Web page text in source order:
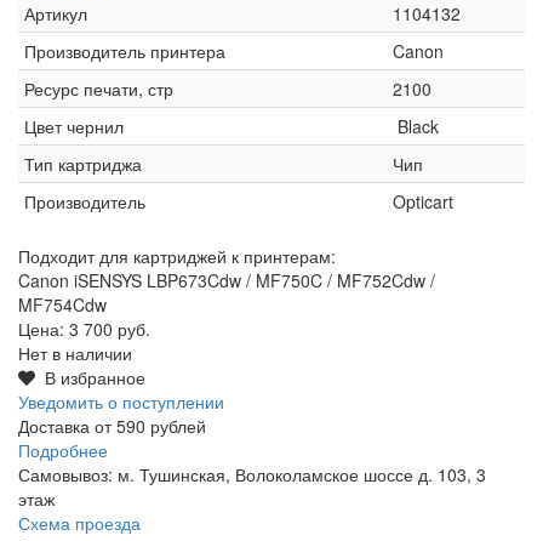
Артикул
1104132
Производитель принтера
Canon
Ресурс печати, стр
2100
Цвет чернил
Black
Тип картриджа
Чип
Производитель
Opticart
Подходит для картриджей к принтерам:
Canon iSENSYS LBP673Cdw / MF750C / MF752Cdw /
MF754Cdw
Цена: 3 700 руб.
Нет в наличии
В избранное
Уведомить о поступлении
Доставка от 590 рублей
Подробнее
Самовывоз: м. Тушинская, Волоколамское шоссе д. 103, 3
этаж
Схема проезда